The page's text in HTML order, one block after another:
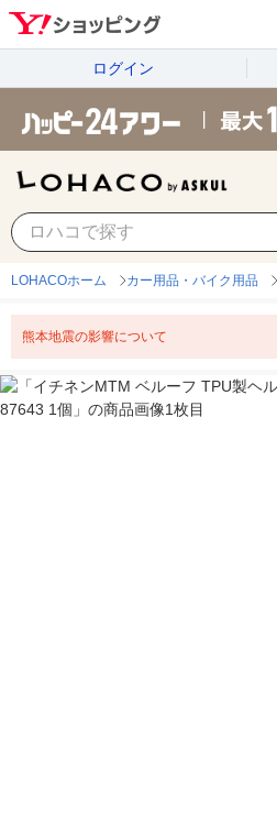
ログイン
LOHACOホーム カー用品・バイク用品
熊本地震の影響について